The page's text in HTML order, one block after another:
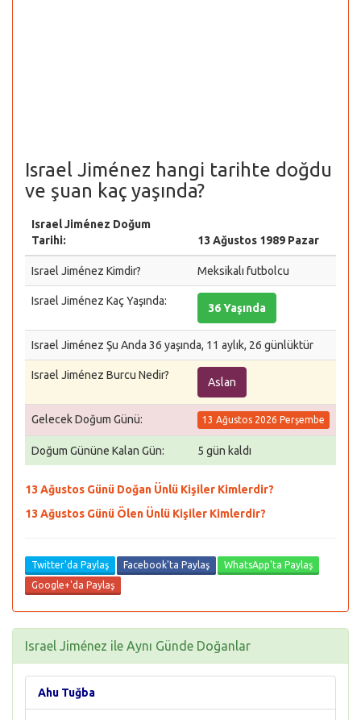
Israel Jiménez hangi tarihte doğdu
ve şuan kaç yaşında?
Israel Jiménez Doğum
Tarihi:
13 Ağustos 1989 Pazar
Israel Jiménez Kimdir? Meksikalı futbolcu
Israel Jiménez Kaç Yaşında:
36 Yaşında
Israel Jiménez Şu Anda 36 yaşında, 11 aylık, 26 günlüktür
Israel Jiménez Burcu Nedir?
Aslan
Gelecek Doğum Günü: 13 Ağustos 2026 Perşembe
Doğum Gününe Kalan Gün: 5 gün kaldı
13 Ağustos Günü Doğan Ünlü Kişiler Kimlerdir?
13 Ağustos Günü Ölen Ünlü Kişiler Kimlerdir?
Twitter'da Paylaş Facebook'ta Paylaş
WhatsApp'ta Paylaş
Google+'da Paylaş
Israel Jiménez ile Aynı Günde Doğanlar
Ahu Tuğba